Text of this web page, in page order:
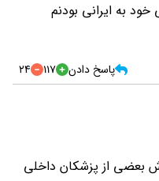
به ایرانی بودنم
پاسخ دادن 117
24
بعضی از پزشکان داخلی